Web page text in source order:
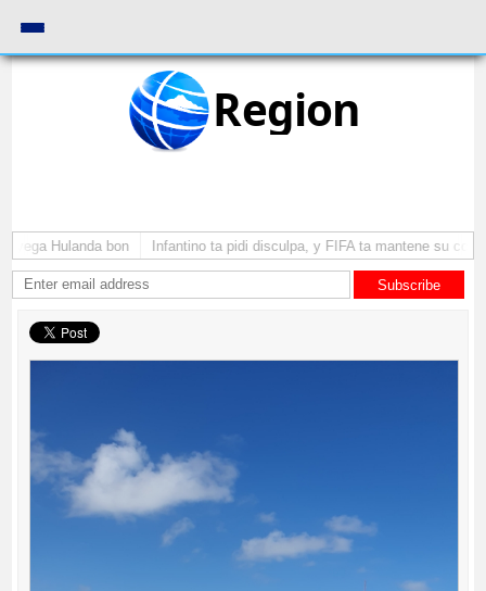
Region
Hulanda bon Infantino ta pidi disculpa, y FIFA ta mantene su como
Subscribe